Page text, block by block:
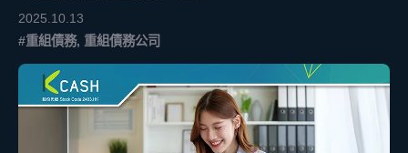
2025.10.13
#重組債務, 重組債務公司